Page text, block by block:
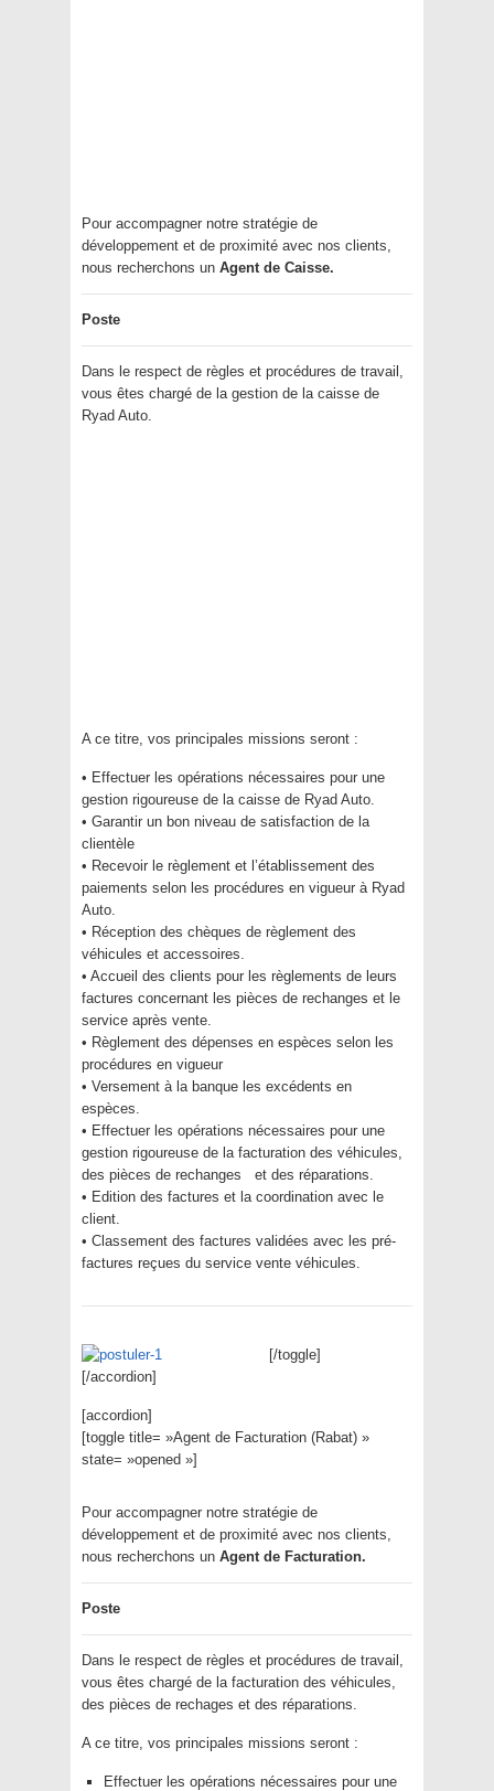
Pour accompagner notre stratégie de
développement et de proximité avec nos clients,
nous recherchons un Agent de Caisse.
Poste
Dans le respect de règles et procédures de travail,
vous êtes chargé de la gestion de la caisse de
Ryad Auto.
A ce titre, vos principales missions seront :
• Effectuer les opérations nécessaires pour une
gestion rigoureuse de la caisse de Ryad Auto.
• Garantir un bon niveau de satisfaction de la
clientèle
• Recevoir le règlement et l’établissement des
paiements selon les procédures en vigueur à Ryad
Auto.
• Réception des chèques de règlement des
véhicules et accessoires.
• Accueil des clients pour les règlements de leurs
factures concernant les pièces de rechanges et le
service après vente.
• Règlement des dépenses en espèces selon les
procédures en vigueur
• Versement à la banque les excédents en
espèces.
• Effectuer les opérations nécessaires pour une
gestion rigoureuse de la facturation des véhicules,
des pièces de rechanges et des réparations.
• Edition des factures et la coordination avec le
client.
• Classement des factures validées avec les pré-
factures reçues du service vente véhicules.
[/toggle]
[/accordion]
[accordion]
[toggle title= »Agent de Facturation (Rabat) »
state= »opened »]
Pour accompagner notre stratégie de
développement et de proximité avec nos clients,
nous recherchons un Agent de Facturation.
Poste
Dans le respect de règles et procédures de travail,
vous êtes chargé de la facturation des véhicules,
des pièces de rechages et des réparations.
A ce titre, vos principales missions seront :
Effectuer les opérations nécessaires pour une